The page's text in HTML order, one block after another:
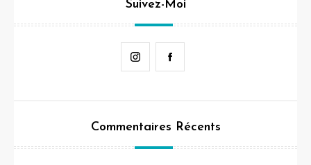
Suivez-Moi
Instagram
Commentaires Récents